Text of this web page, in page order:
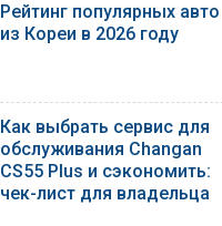
Рейтинг популярных авто
из Кореи в 2026 году
Как выбрать сервис для
обслуживания Changan
CS55 Plus и сэкономить:
чек-лист для владельца